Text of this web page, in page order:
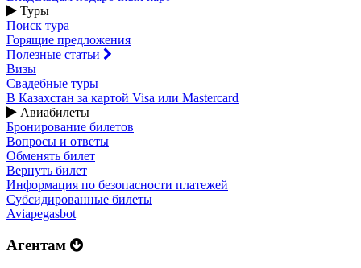
Туры
Поиск тура
Горящие предложения
Полезные статьи
Визы
Свадебные туры
В Казахстан за картой Visa или Masterсard
Авиабилеты
Бронирование билетов
Вопросы и ответы
Обменять билет
Вернуть билет
Информация по безопасности платежей
Субсидированные билеты
Aviapegasbot
Агентам